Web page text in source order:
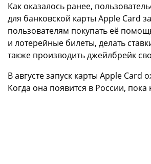
Как оказалось ранее,
для банковской карты Apple Card
пользователям покупать её
и лотерейные билеты, делать
также производить джейлбрейк
В августе запуск карты Apple Card
Когда она появится в России, пока